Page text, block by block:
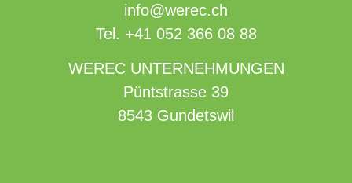
info@werec.ch
Tel. +41 052 366 08 88
WEREC UNTERNEHMUNGEN
Püntstrasse 39
8543 Gundetswil